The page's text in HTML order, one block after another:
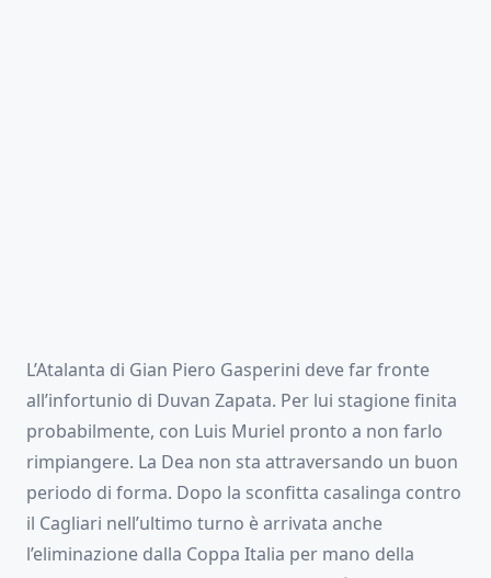
L’Atalanta di Gian Piero Gasperini deve far fronte
all’infortunio di Duvan Zapata. Per lui stagione finita
probabilmente, con Luis Muriel pronto a non farlo
rimpiangere. La Dea non sta attraversando un buon
periodo di forma. Dopo la sconfitta casalinga contro
il Cagliari nell’ultimo turno è arrivata anche
l’eliminazione dalla Coppa Italia per mano della